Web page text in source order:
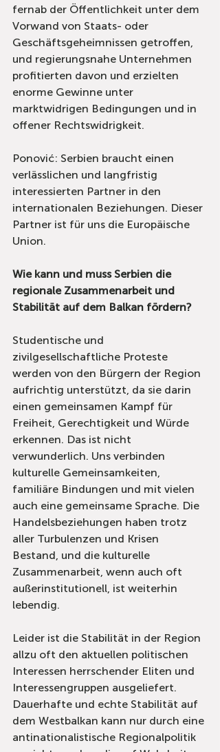
fernab der Öffentlichkeit unter dem
Vorwand von Staats- oder
Geschäftsgeheimnissen getroffen,
und regierungsnahe Unternehmen
profitierten davon und erzielten
enorme Gewinne unter
marktwidrigen Bedingungen und in
offener Rechtswidrigkeit.
Ponović: Serbien braucht einen
verlässlichen und langfristig
interessierten Partner in den
internationalen Beziehungen. Dieser
Partner ist für uns die Europäische
Union.
Wie kann und muss Serbien die
regionale Zusammenarbeit und
Stabilität auf dem Balkan fördern?
Studentische und
zivilgesellschaftliche Proteste
werden von den Bürgern der Region
aufrichtig unterstützt, da sie darin
einen gemeinsamen Kampf für
Freiheit, Gerechtigkeit und Würde
erkennen. Das ist nicht
verwunderlich. Uns verbinden
kulturelle Gemeinsamkeiten,
familiäre Bindungen und mit vielen
auch eine gemeinsame Sprache. Die
Handelsbeziehungen haben trotz
aller Turbulenzen und Krisen
Bestand, und die kulturelle
Zusammenarbeit, wenn auch oft
außerinstitutionell, ist weiterhin
lebendig.
Leider ist die Stabilität in der Region
allzu oft den aktuellen politischen
Interessen herrschender Eliten und
Interessengruppen ausgeliefert.
Dauerhafte und echte Stabilität auf
dem Westbalkan kann nur durch eine
antinationalistische Regionalpolitik